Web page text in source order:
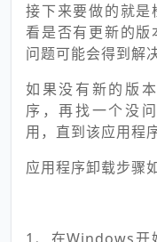
接下来要做的就
看是否有更新的
问题可能会得到解决
如果没有新的版
序，再找一个没
用，直到该应用程
应用程序卸载步骤